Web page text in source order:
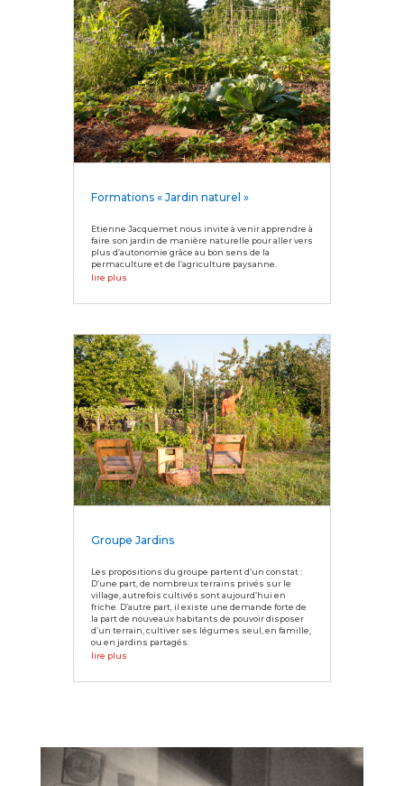
Formations « Jardin naturel »
Etienne Jacquemet nous invite à venir apprendre à
faire son jardin de manière naturelle pour aller vers
plus d’autonomie grâce au bon sens de la
permaculture et de l’agriculture paysanne.
lire plus
Groupe Jardins
Les propositions du groupe partent d’un constat :
D’une part, de nombreux terrains privés sur le
village, autrefois cultivés sont aujourd’hui en
friche. D’autre part, il existe une demande forte de
la part de nouveaux habitants de pouvoir disposer
d’un terrain, cultiver ses légumes seul, en famille,
ou en jardins partagés.
lire plus